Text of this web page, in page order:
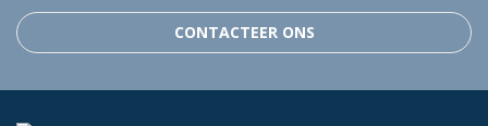
CONTACTEER ONS